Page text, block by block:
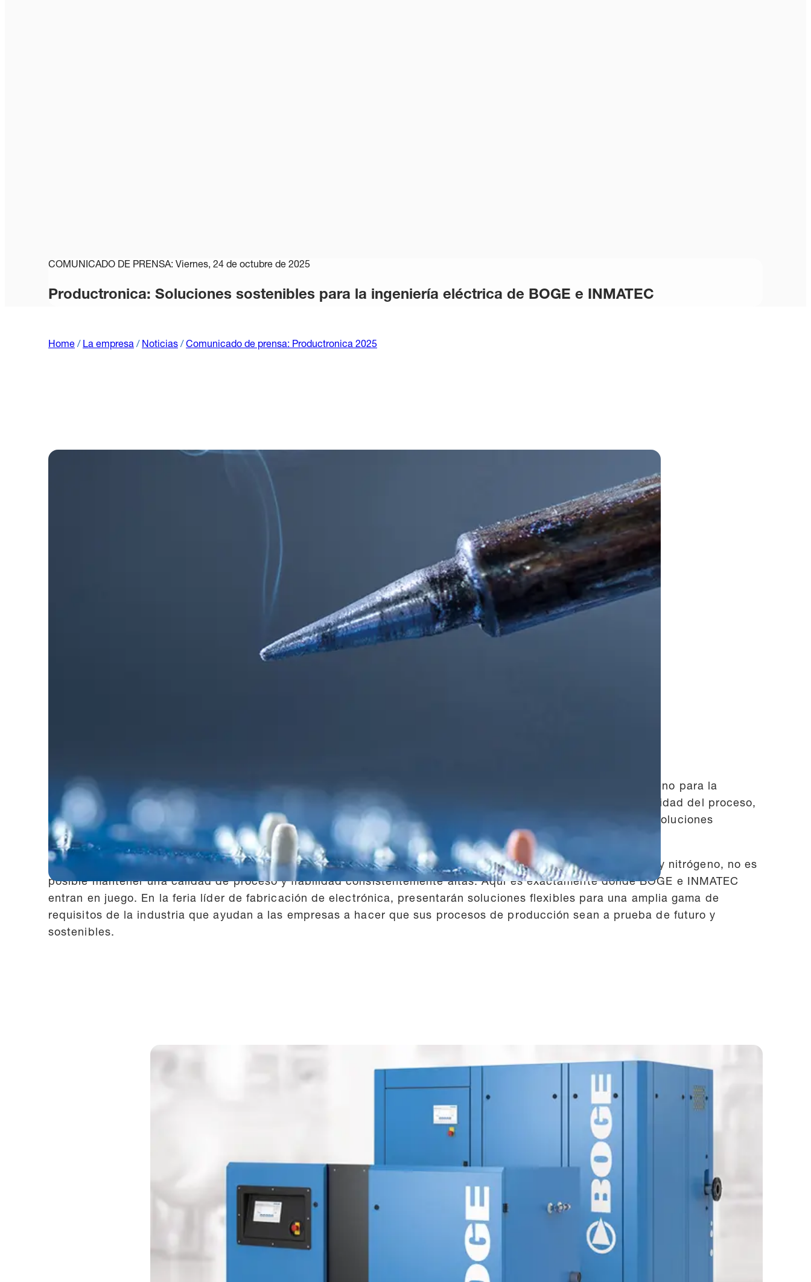
COMUNICADO DE PRENSA: Viernes, 24 de octubre de 2025
Productronica: Soluciones sostenibles para la ingeniería eléctrica de BOGE e INMATEC
Home / La empresa / Noticias / Comunicado de prensa: Productronica 2025
En Productronica en Múnich, BOGE e INMATEC presentarán soluciones eficientes de aire comprimido y nitrógeno para la
fabricación de electrónica en el Hall A4, Stand 442, del 18 al 21 de noviembre. En una industria donde la fiabilidad del proceso,
la eficiencia energética y la flexibilidad son cruciales para la competitividad y la calidad, el fuerte dúo ofrece soluciones
completas eficientes desde una sola fuente, desde la planificación hasta el servicio postventa.
Ya sea atmósferas protectoras, reflujo, THT o soldadura por ola: sin un suministro potente de aire comprimido y nitrógeno, no es
posible mantener una calidad de proceso y fiabilidad consistentemente altas. Aquí es exactamente donde BOGE e INMATEC
entran en juego. En la feria líder de fabricación de electrónica, presentarán soluciones flexibles para una amplia gama de
requisitos de la industria que ayudan a las empresas a hacer que sus procesos de producción sean a prueba de futuro y
sostenibles.